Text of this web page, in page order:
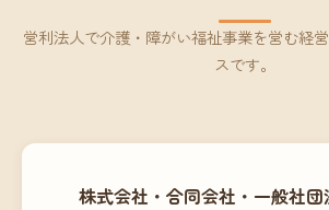
営利法人で介護・障がい福祉事業を営む経
スです。
株式会社・合同会社・一般社団